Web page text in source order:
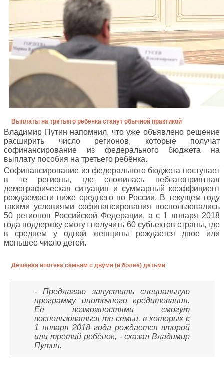
Выплаты на третьего ребенка станут обычной практикой
Владимир Путин напомнил, что уже объявлено решение
расширить число регионов, которые получат
софинансирование из федерального бюджета на
выплату пособия на третьего ребёнка.
Софинансирование из федерального бюджета поступает
в те регионы, где сложилась неблагоприятная
демографическая ситуация и суммарный коэффициент
рождаемости ниже среднего по России. В текущем году
такими условиями софинансирования воспользовались
50 регионов Российской Федерации, а с 1 января 2018
года поддержку смогут получить 60 субъектов страны, где
в среднем у одной женщины рождается двое или
меньшее число детей.
Дешевая ипотека семьям с двумя (и более) детьми
- Предлагаю запустить специальную
программу ипотечного кредитования.
Её возможностями смогут
воспользоваться те семьи, в которых с
1 января 2018 года рождается второй
или третий ребёнок, - сказал Владимир
Путин.